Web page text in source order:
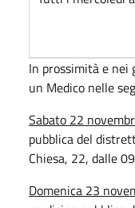
In prossimità e nei
un Medico nelle
Sabato 22
pubblica del
Chiesa, 22, dalle
Domenica 23